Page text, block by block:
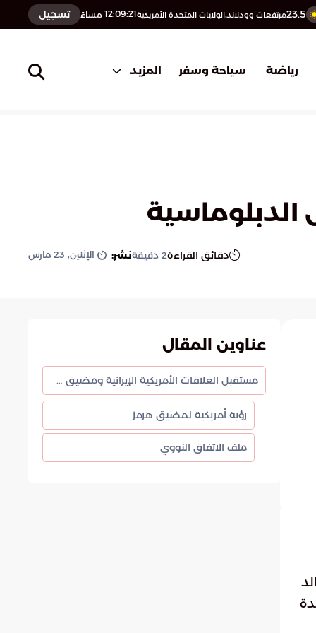
23.5مرتفعات وودلاند,الولايات المتحدة الأمريكية12:09:22 مساءً تسجيل
رياضة سياحة وسفر المزيد
الدبلوماسية
دقائق القراءة2 دقيقةنشر: الإثنين, 23 مارس
عناوين المقال
مستقبل العلاقات الأمريكية الإيرانية ومضيق هرمز
رؤية أمريكية لمضيق هرمز
ملف الاتفاق النووي